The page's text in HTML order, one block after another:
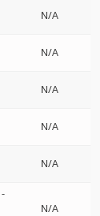
N/A
N/A
N/A
N/A
N/A
-
N/A